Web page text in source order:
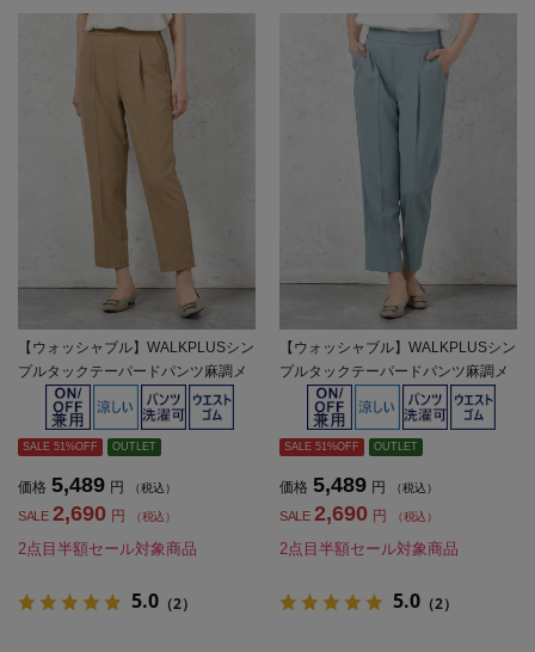
【ウォッシャブル】WALKPLUSシン
プルタックテーパードパンツ麻調メ
ッシュ素材無地春夏【レディース】
SALE 51%OFF OUTLET
価格 5,489 円 （税込）
SALE 2,690 円 （税込）
2点目半額セール対象商品
5.0 （2）
【ウォッシャブル】WALKPLUSシン
プルタックテーパードパンツ麻調メ
ッシュ素材無地春夏【レディース】
SALE 51%OFF OUTLET
価格 5,489 円 （税込）
SALE 2,690 円 （税込）
2点目半額セール対象商品
5.0 （2）